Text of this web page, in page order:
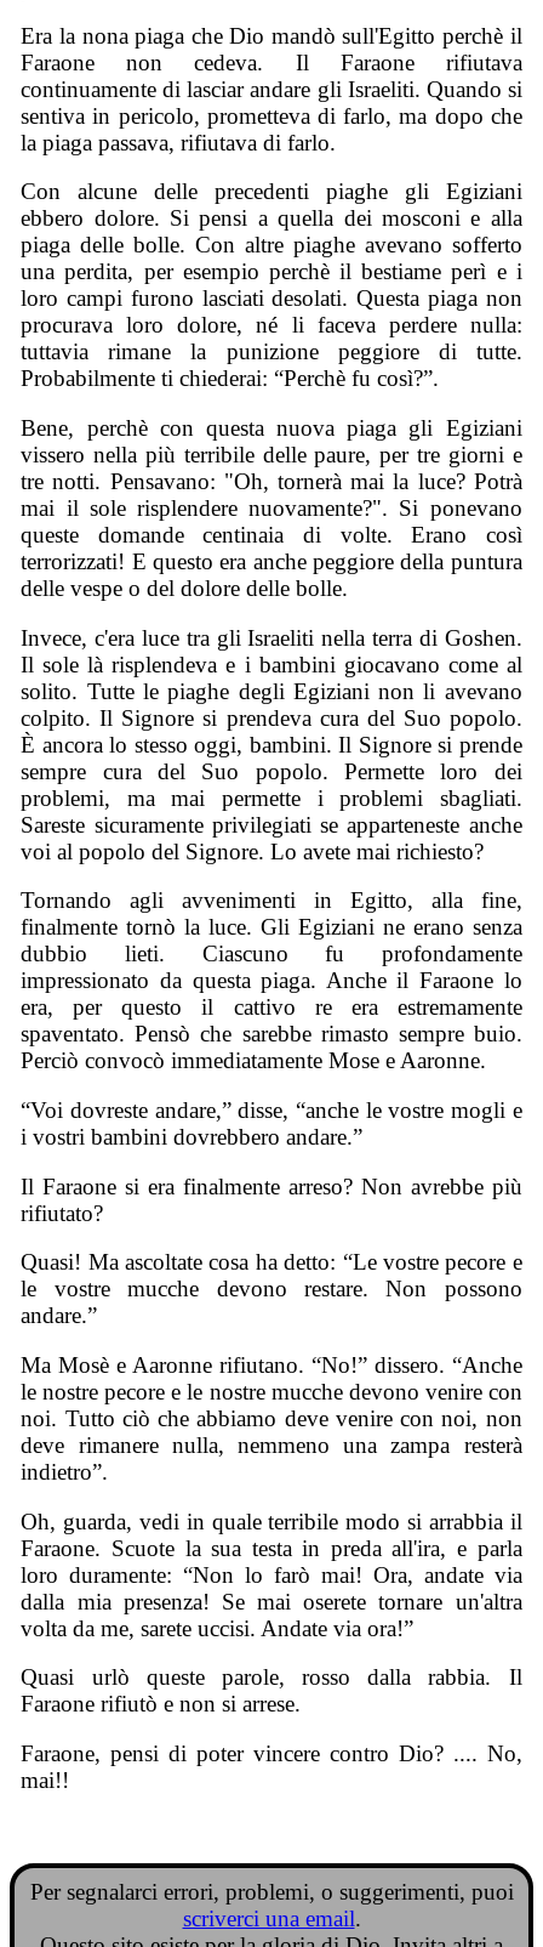
Era la nona piaga che Dio mandò sull'Egitto perchè il
Faraone non cedeva. Il Faraone rifiutava
continuamente di lasciar andare gli Israeliti. Quando si
sentiva in pericolo, prometteva di farlo, ma dopo che
la piaga passava, rifiutava di farlo.
Con alcune delle precedenti piaghe gli Egiziani
ebbero dolore. Si pensi a quella dei mosconi e alla
piaga delle bolle. Con altre piaghe avevano sofferto
una perdita, per esempio perchè il bestiame perì e i
loro campi furono lasciati desolati. Questa piaga non
procurava loro dolore, né li faceva perdere nulla:
tuttavia rimane la punizione peggiore di tutte.
Probabilmente ti chiederai: “Perchè fu così?”.
Bene, perchè con questa nuova piaga gli Egiziani
vissero nella più terribile delle paure, per tre giorni e
tre notti. Pensavano: "Oh, tornerà mai la luce? Potrà
mai il sole risplendere nuovamente?". Si ponevano
queste domande centinaia di volte. Erano così
terrorizzati! E questo era anche peggiore della puntura
delle vespe o del dolore delle bolle.
Invece, c'era luce tra gli Israeliti nella terra di Goshen.
Il sole là risplendeva e i bambini giocavano come al
solito. Tutte le piaghe degli Egiziani non li avevano
colpito. Il Signore si prendeva cura del Suo popolo.
È ancora lo stesso oggi, bambini. Il Signore si prende
sempre cura del Suo popolo. Permette loro dei
problemi, ma mai permette i problemi sbagliati.
Sareste sicuramente privilegiati se apparteneste anche
voi al popolo del Signore. Lo avete mai richiesto?
Tornando agli avvenimenti in Egitto, alla fine,
finalmente tornò la luce. Gli Egiziani ne erano senza
dubbio lieti. Ciascuno fu profondamente
impressionato da questa piaga. Anche il Faraone lo
era, per questo il cattivo re era estremamente
spaventato. Pensò che sarebbe rimasto sempre buio.
Perciò convocò immediatamente Mose e Aaronne.
“Voi dovreste andare,” disse, “anche le vostre mogli e
i vostri bambini dovrebbero andare.”
Il Faraone si era finalmente arreso? Non avrebbe più
rifiutato?
Quasi! Ma ascoltate cosa ha detto: “Le vostre pecore e
le vostre mucche devono restare. Non possono
andare.”
Ma Mosè e Aaronne rifiutano. “No!” dissero. “Anche
le nostre pecore e le nostre mucche devono venire con
noi. Tutto ciò che abbiamo deve venire con noi, non
deve rimanere nulla, nemmeno una zampa resterà
indietro”.
Oh, guarda, vedi in quale terribile modo si arrabbia il
Faraone. Scuote la sua testa in preda all'ira, e parla
loro duramente: “Non lo farò mai! Ora, andate via
dalla mia presenza! Se mai oserete tornare un'altra
volta da me, sarete uccisi. Andate via ora!”
Quasi urlò queste parole, rosso dalla rabbia. Il
Faraone rifiutò e non si arrese.
Faraone, pensi di poter vincere contro Dio? .... No,
mai!!
Per segnalarci errori, problemi, o suggerimenti, puoi
scriverci una email.